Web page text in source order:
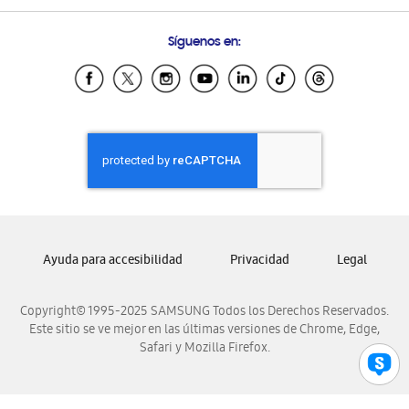
Samsung Ecuador
Samsung El Salvador
Samsung Honduras
Samsung Nicaragua
Samsung Panamá
Samsung Venezuela
Síguenos en:
Copyright© 1995-2025 SAMSUNG Todos los Derechos Reservados.
Este sitio se ve mejor en las últimas versiones de Chrome, Edge,
Safari y Mozilla Firefox.
Ayuda para accesibilidad Privacidad Legal